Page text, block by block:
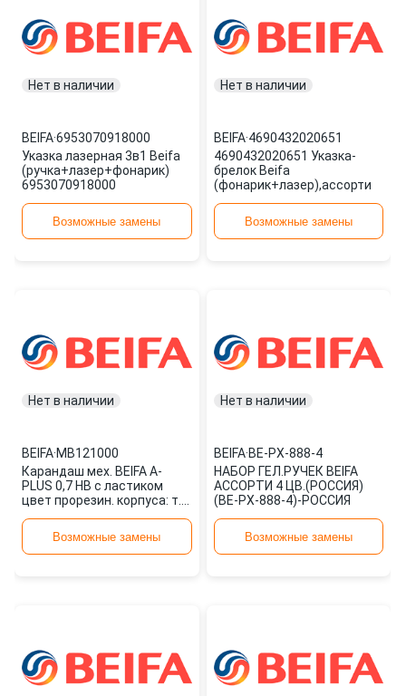
Нет в наличии
BEIFA·6953070918000
Указка лазерная 3в1 Beifa
(ручка+лазер+фонарик)
6953070918000
Возможные замены
Нет в наличии
BEIFA·4690432020651
4690432020651 Указка-
брелок Beifa
(фонарик+лазер),ассорти
Возможные замены
Нет в наличии
BEIFA·MB121000
Карандаш мех. BEIFA A-
PLUS 0,7 НВ с ластиком
цвет прорезин. корпуса: т.-
Возможные замены
Нет в наличии
BEIFA·BE-PX-888-4
НАБОР ГЕЛ.РУЧЕК BEIFA
АССОРТИ 4 ЦВ.(РОССИЯ)
(BE-PX-888-4)-РОССИЯ
Возможные замены